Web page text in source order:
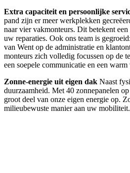
Extra capaciteit en persoonlijke
pand zijn er meer werkplekken
naar vier vakmonteurs. Dit betekent
uw reparaties. Ook ons team is
van Went op de administratie en
monteurs zich volledig focussen op de
een soepele communicatie en een
Zonne-energie uit eigen dak Naast
duurzaamheid. Met 40 zonnepanelen
groot deel van onze eigen energie op.
milieubewuste manier aan uw mobiliteit.